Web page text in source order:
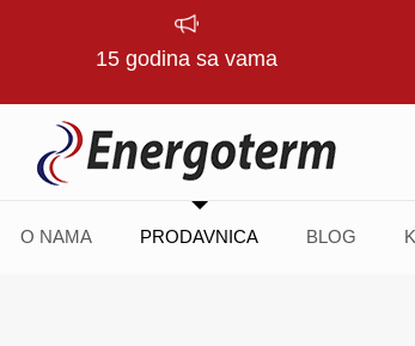
15 godina sa vama
O NAMA PRODAVNICA BLOG